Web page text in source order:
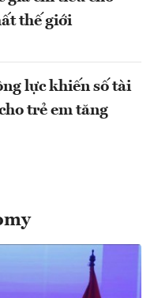
thế giới
lực khiến số tài
trẻ em tăng